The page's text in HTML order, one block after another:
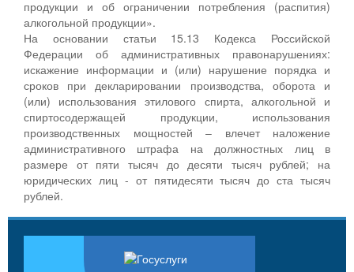
продукции и об ограничении потребления (распития)
алкогольной продукции».
На основании статьи 15.13 Кодекса Российской
Федерации об административных правонарушениях:
искажение информации и (или) нарушение порядка и
сроков при декларировании производства, оборота и
(или) использования этилового спирта, алкогольной и
спиртосодержащей продукции, использования
производственных мощностей – влечет наложение
административного штрафа на должностных лиц в
размере от пяти тысяч до десяти тысяч рублей; на
юридических лиц - от пятидесяти тысяч до ста тысяч
рублей.